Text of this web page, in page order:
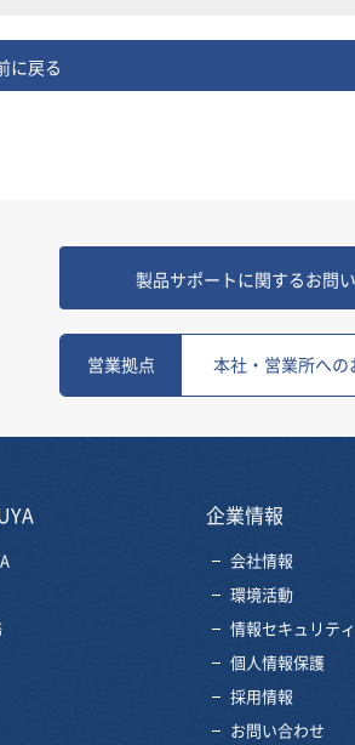
に戻る
製品サポートに関するお問
営業拠点 本社・営業所への
企業情報
会社情報
環境活動
情報セキュリティ
個人情報保護
採用情報
お問い合わせ